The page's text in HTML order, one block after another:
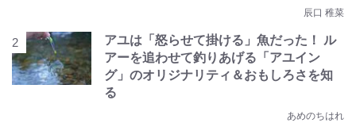
辰口 稚菜
アユは「怒らせて掛ける」魚だった！ ル
アーを追わせて釣りあげる「アユイン
グ」のオリジナリティ＆おもしろさを知
る
あめのちはれ